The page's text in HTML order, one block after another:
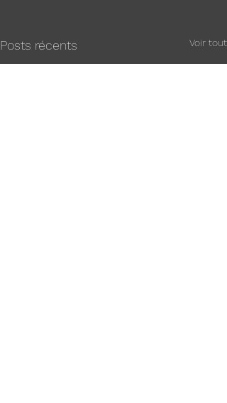
Posts récents Voir tout